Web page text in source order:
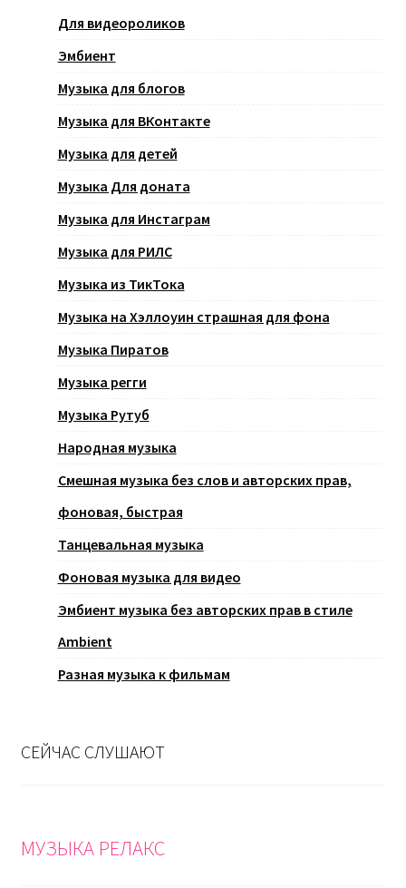
Для видеороликов
Эмбиент
Музыка для блогов
Музыка для ВКонтакте
Музыка для детей
Музыка Для доната
Музыка для Инстаграм
Музыка для РИЛС
Музыка из ТикТока
Музыка на Хэллоуин страшная для фона
Музыка Пиратов
Музыка регги
Музыка Рутуб
Народная музыка
Смешная музыка без слов и авторских прав,
фоновая, быстрая
Танцевальная музыка
Фоновая музыка для видео
Эмбиент музыка без авторских прав в стиле
Ambient
Разная музыка к фильмам
СЕЙЧАС СЛУШАЮТ
МУЗЫКА РЕЛАКС